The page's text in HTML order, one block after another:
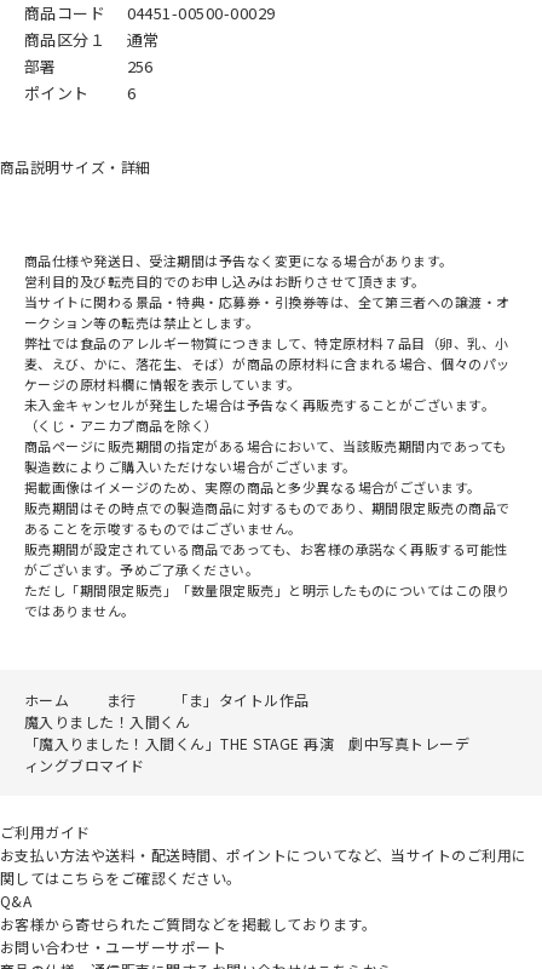
商品コード
04451-00500-00029
商品区分１
通常
部署
256
ポイント
6
商品説明サイズ・詳細
商品仕様や発送日、受注期間は予告なく変更になる場合があります。
営利目的及び転売目的でのお申し込みはお断りさせて頂きます。
当サイトに関わる景品・特典・応募券・引換券等は、全て第三者への譲渡・オ
ークション等の転売は禁止とします。
弊社では食品のアレルギー物質につきまして、特定原材料７品目（卵、乳、小
麦、えび、かに、落花生、そば）が商品の原材料に含まれる場合、個々のパッ
ケージの原材料欄に情報を表示しています。
未入金キャンセルが発生した場合は予告なく再販売することがございます。
（くじ・アニカプ商品を除く）
商品ページに販売期間の指定がある場合において、当該販売期間内であっても
製造数によりご購入いただけない場合がございます。
掲載画像はイメージのため、実際の商品と多少異なる場合がございます。
販売期間はその時点での製造商品に対するものであり、期間限定販売の商品で
あることを示唆するものではございません。
販売期間が設定されている商品であっても、お客様の承諾なく再販する可能性
がございます。予めご了承ください。
ただし「期間限定販売」「数量限定販売」と明示したものについてはこの限り
ではありません。
ホーム ま行
「ま」タイトル作品
魔入りました！入間くん
「魔入りました！入間くん」THE STAGE 再演 劇中写真トレーデ
ィングブロマイド
ご利用ガイド
お支払い方法や送料・配送時間、ポイントについてなど、当サイトのご利用に
関してはこちらをご確認ください。
Q&A
お客様から寄せられたご質問などを掲載しております。
お問い合わせ・ユーザーサポート